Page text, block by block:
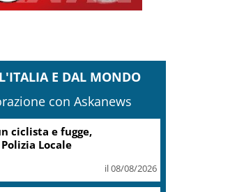
E DAL MONDO
con Askanews
ciclista e fugge,
Locale
il 08/08/2026